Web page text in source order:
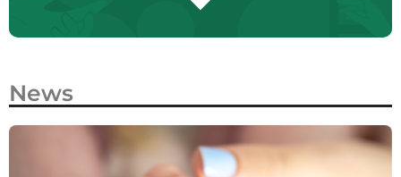
News